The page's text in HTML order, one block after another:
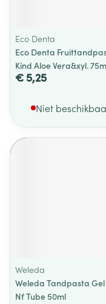
Eco Denta
Eco Denta
Kind Aloe Vera&xyl.
€ 5,25
Niet
Weleda
Weleda Tandpasta Gel
Nf Tube 50ml